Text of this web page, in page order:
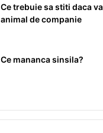
Ce trebuie sa stiti daca
animal de companie
Ce mananca sinsila?